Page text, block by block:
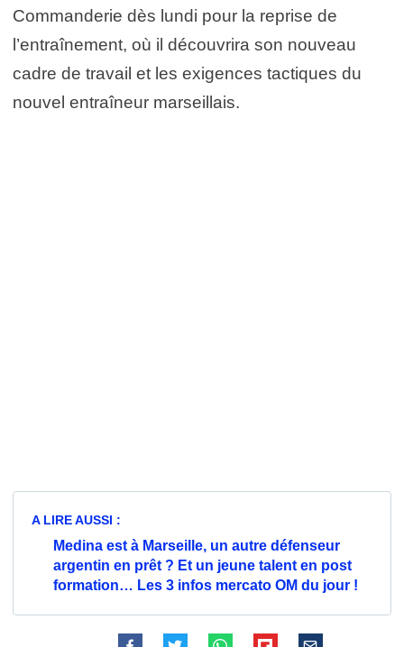
Commanderie dès lundi pour la reprise de
l’entraînement, où il découvrira son nouveau
cadre de travail et les exigences tactiques du
nouvel entraîneur marseillais.
A LIRE AUSSI :
Medina est à Marseille, un autre défenseur
argentin en prêt ? Et un jeune talent en post
formation… Les 3 infos mercato OM du jour !